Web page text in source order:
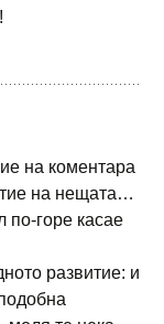
на коментара
на нещата…
по-горе касае
развитие: и